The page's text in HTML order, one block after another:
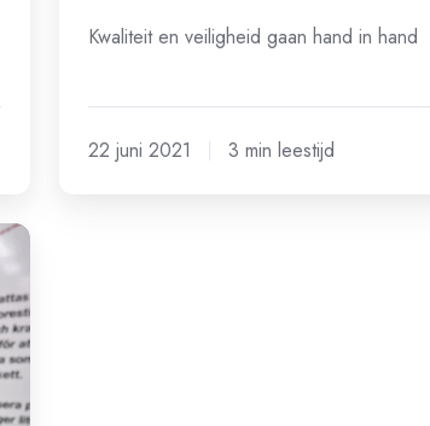
Kwaliteit en veiligheid gaan hand in hand
22 juni 2021 3 min leestijd